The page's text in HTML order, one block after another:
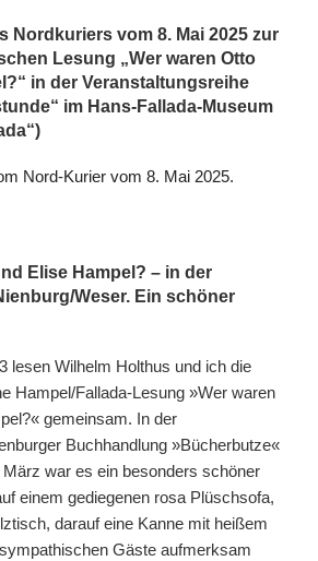
Nordkuriers vom 8. Mai 2025 zur
Lesung „Wer waren Otto
in der Veranstaltungsreihe
im Hans-Fallada-Museum
Elise Hampel? – in der
Weser. Ein schöner
lesen Wilhelm Holthus und ich die
Hampel/Fallada-Lesung »Wer waren
gemeinsam. In der
Buchhandlung »Bücherbutze«
war es ein besonders schöner
einem gediegenen rosa Plüschsofa,
darauf eine Kanne mit heißem
Gäste aufmerksam